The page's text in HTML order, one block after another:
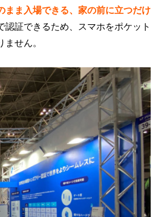
まま入場できる、家の前に立つだけ
証できるため、スマホをポケット
せん。